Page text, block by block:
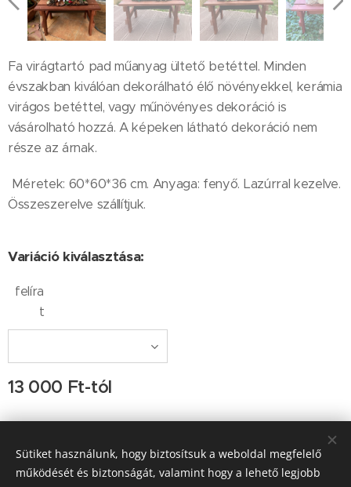
Fa virágtartó pad műanyag ültető betéttel. Minden
évszakban kiválóan dekorálható élő növényekkel, kerámia
virágos betéttel, vagy műnövényes dekoráció is
vásárolható hozzá. A képeken látható dekoráció nem
része az árnak.
Méretek: 60*60*36 cm. Anyaga: fenyő. Lazúrral kezelve.
Összeszerelve szállítjuk.
Variáció kiválasztása:
felíra
t
13 000 Ft-tól
Kapcsolat: Ocskay-Tulkán Ágnes, Ocskay Lehel, e-
mail:info@kertiamfora.hu, tel.: +3620-420-9597; H-P 9-17 óra
Sütiket használunk, hogy biztosítsuk a weboldal megfelelő
működését és biztonságát, valamint hogy a lehető legjobb